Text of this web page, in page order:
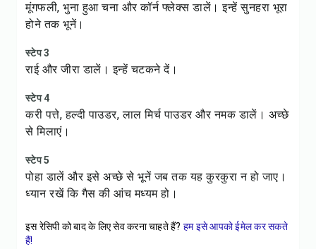
मूंगफली, भुना हुआ चना और कॉर्न फ्लेक्स डालें। इन्हें सुनहरा भूरा
होने तक भूनें।
स्टेप 3
राई और जीरा डालें। इन्हें चटकने दें।
स्टेप 4
करी पत्ते, हल्दी पाउडर, लाल मिर्च पाउडर और नमक डालें। अच्छे
से मिलाएं।
स्टेप 5
पोहा डालें और इसे अच्छे से भूनें जब तक यह कुरकुरा न हो जाए।
ध्यान रखें कि गैस की आंच मध्यम हो।
इस रेसिपी को बाद के लिए सेव करना चाहते हैं? हम इसे आपको ईमेल कर सकते
हैं!